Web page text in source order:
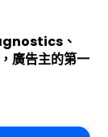
、
廣告主的第一